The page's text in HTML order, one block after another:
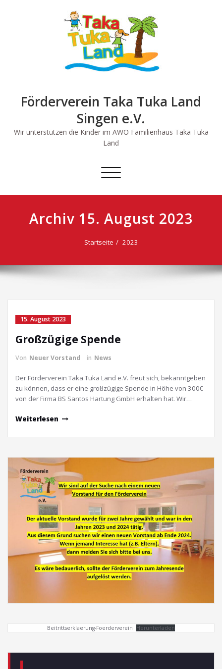
Förderverein Taka Tuka Land
Singen e.V.
Wir unterstützen die Kinder im AWO Familienhaus Taka Tuka
Land
Schalte
Archiv 15. August 2023
Startseite 2023
15. August 2023
Großzügige Spende
Von Neuer Vorstand in News
Der Förderverein Taka Tuka Land e.V. freut sich, bekanntgeben
zu können, dass er eine großzügige Spende in Höhe von 300€
von der Firma BS Santos Hartung GmbH erhalten hat. Wir…
Weiterlesen
Beitrittserklaerung-Foerderverein Herunterladen